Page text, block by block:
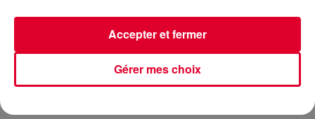
Gérer mes choix
Accepter et fermer